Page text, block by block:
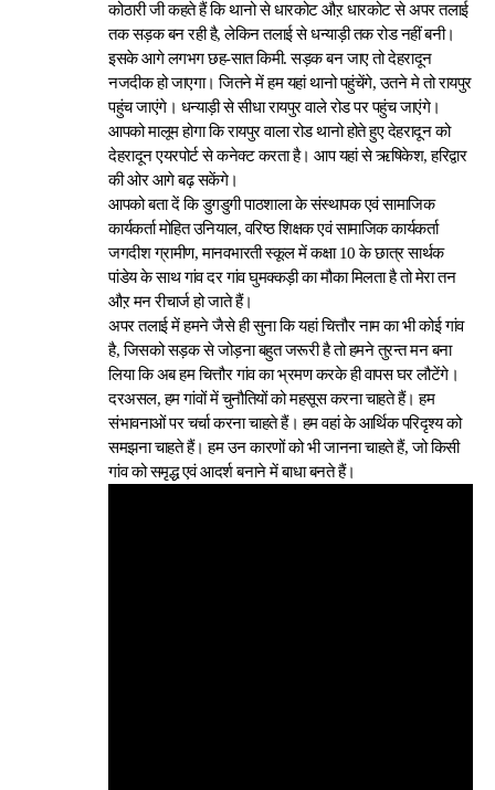
कोठारी जी कहते हैं कि थानो से धारकोट औऱ धारकोट से अपर तलाई
तक सड़क बन रही है, लेकिन तलाई से धन्याड़ी तक रोड नहीं बनी।
इसके आगे लगभग छह-सात किमी. सड़क बन जाए तो देहरादून
नजदीक हो जाएगा। जितने में हम यहां थानो पहुंचेंगे, उतने मे तो रायपुर
पहुंच जाएंगे। धन्याड़ी से सीधा रायपुर वाले रोड पर पहुंच जाएंगे।
आपको मालूम होगा कि रायपुर वाला रोड थानो होते हुए देहरादून को
देहरादून एयरपोर्ट से कनेक्ट करता है। आप यहां से ऋषिकेश, हरिद्वार
की ओर आगे बढ़ सकेंगे।
आपको बता दें कि डुगडुगी पाठशाला के संस्थापक एवं सामाजिक
कार्यकर्ता मोहित उनियाल, वरिष्ठ शिक्षक एवं सामाजिक कार्यकर्ता
जगदीश ग्रामीण, मानवभारती स्कूल में कक्षा 10 के छात्र सार्थक
पांडेय के साथ गांव दर गांव घुमक्कड़ी का मौका मिलता है तो मेरा तन
औऱ मन रीचार्ज हो जाते हैं।
अपर तलाई में हमने जैसे ही सुना कि यहां चित्तौर नाम का भी कोई गांव
है, जिसको सड़क से जोड़ना बहुत जरूरी है तो हमने तुरन्त मन बना
लिया कि अब हम चित्तौर गांव का भ्रमण करके ही वापस घर लौटेंगे।
दरअसल, हम गांवों में चुनौतियों को महसूस करना चाहते हैं। हम
संभावनाओं पर चर्चा करना चाहते हैं। हम वहां के आर्थिक परिदृश्य को
समझना चाहते हैं। हम उन कारणों को भी जानना चाहते हैं, जो किसी
गांव को समृद्ध एवं आदर्श बनाने में बाधा बनते हैं।